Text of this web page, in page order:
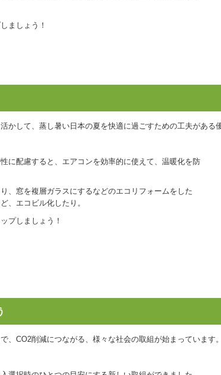
ましょう！
かして、蒸し暑い日本の夏を快適に過ごすための工夫がある
に配慮すると、エアコンを効率的に使えて、温暖化を防
、窓を複層ガラスにするなどのエコリフォームをした
、エコビル化したり。
プしましょう！
CO2削減につながる、様々な社会の取組が始まっています。